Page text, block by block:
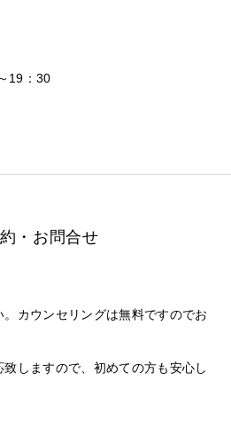
19：30
・お問合せ
カウンセリングは無料ですのでお
しますので、初めての方も安心し